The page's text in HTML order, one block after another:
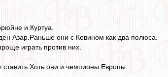
и Куртуа.
Азар.Раньше они с Кевином как два полюса.
играть против них.
они и чемпионы Европы.